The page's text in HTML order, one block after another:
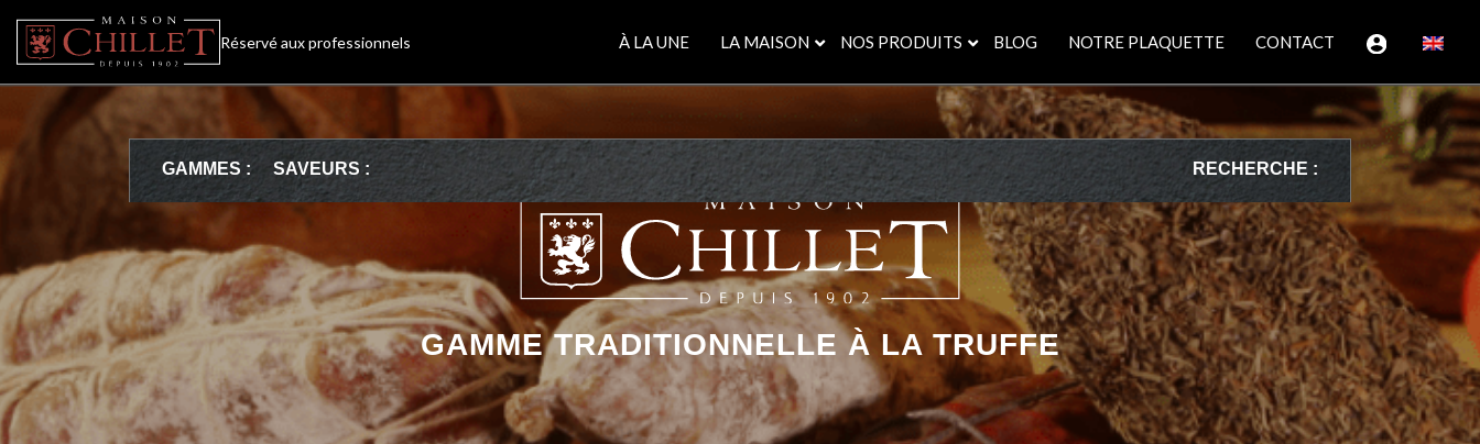
Réservé aux professionnels À LA UNE LA MAISON NOS PRODUITS BLOG NOTRE PLAQUETTE CONTACT
GAMMES : SAVEURS : RECHERCHE :
GAMME TRADITIONNELLE À LA TRUFFE